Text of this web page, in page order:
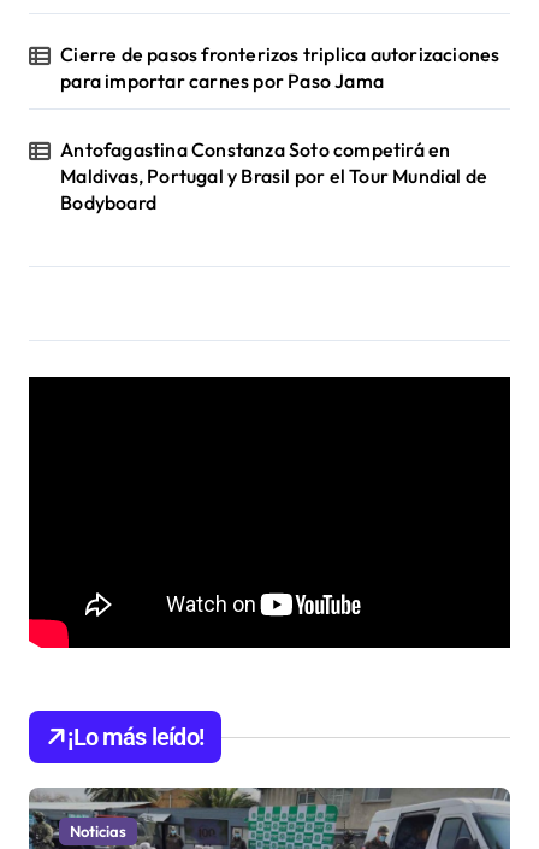
Cierre de pasos fronterizos triplica autorizaciones
para importar carnes por Paso Jama
Antofagastina Constanza Soto competirá en
Maldivas, Portugal y Brasil por el Tour Mundial de
Bodyboard
¡Lo más leído!
Noticias